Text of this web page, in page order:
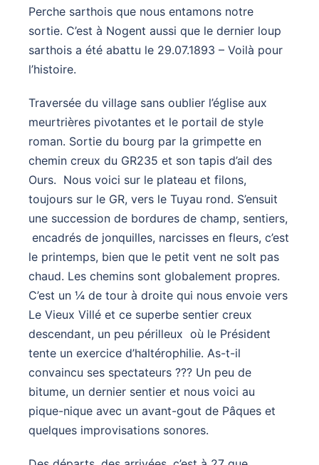
Perche sarthois que nous entamons notre
sortie. C’est à Nogent aussi que le dernier loup
sarthois a été abattu le 29.07.1893 – Voilà pour
l’histoire.
Traversée du village sans oublier l’église aux
meurtrières pivotantes et le portail de style
roman. Sortie du bourg par la grimpette en
chemin creux du GR235 et son tapis d’ail des
Ours. Nous voici sur le plateau et filons,
toujours sur le GR, vers le Tuyau rond. S’ensuit
une succession de bordures de champ, sentiers,
encadrés de jonquilles, narcisses en fleurs, c’est
le printemps, bien que le petit vent ne soIt pas
chaud. Les chemins sont globalement propres.
C’est un ¼ de tour à droite qui nous envoie vers
Le Vieux Villé et ce superbe sentier creux
descendant, un peu périlleux où le Président
tente un exercice d’haltérophilie. As-t-il
convaincu ses spectateurs ??? Un peu de
bitume, un dernier sentier et nous voici au
pique-nique avec un avant-gout de Pâques et
quelques improvisations sonores.